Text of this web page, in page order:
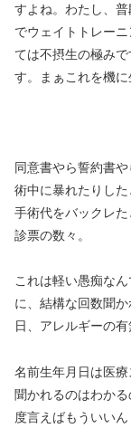
すよね。わたし、
でウェイトトレー
ては不摂生の極み
す。まぁこれを機に
同意書やら誓約書
術中に暴れたりした
手術代をバックレ
診票の数々。
これは軽い愚痴な
に、結構な回数聞
日、アレルギーの有
名前生年月日は医
聞かれるのはわか
度言えばもういい